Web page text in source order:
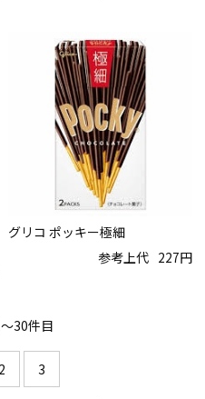
グリコ ポッキー極細
参考上代 227円
30件目
2 3